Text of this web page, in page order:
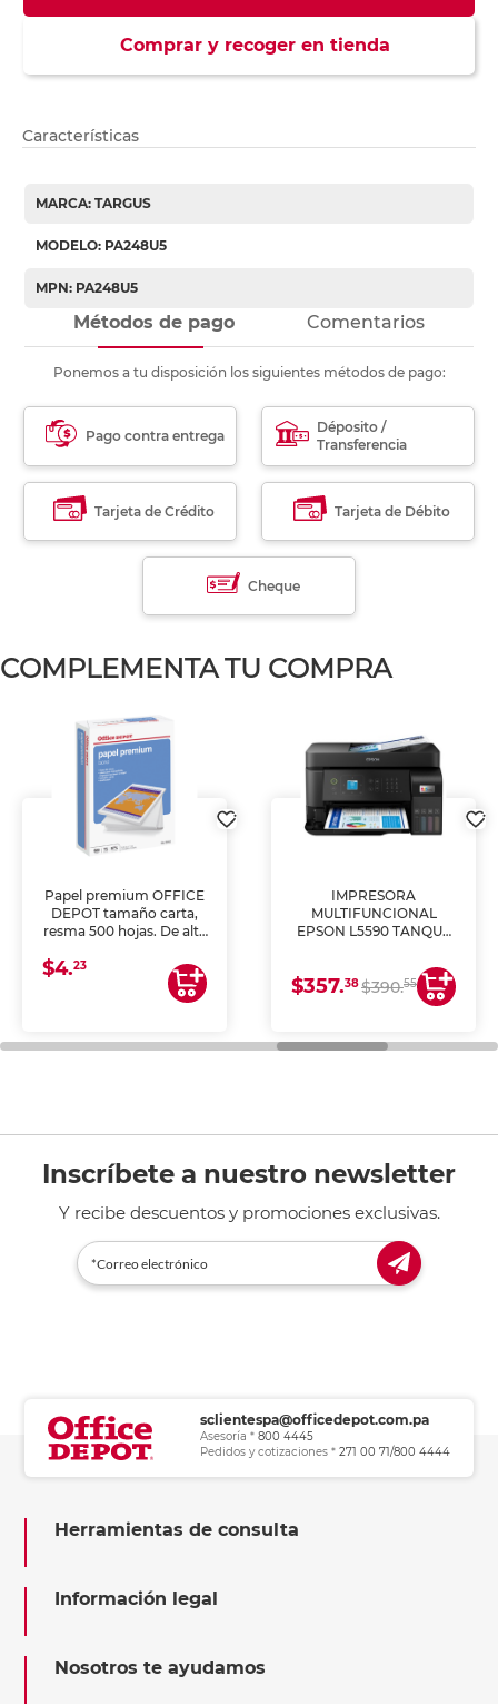
Comprar y recoger en tienda
Características
MARCA: TARGUS
MODELO: PA248U5
MPN: PA248U5
Métodos de pago Comentarios
Ponemos a tu disposición los siguientes métodos de pago:
Pago contra entrega
Déposito /
Transferencia
Tarjeta de Crédito Tarjeta de Débito
Cheque
COMPLEMENTA TU COMPRA
Papel premium OFFICE
DEPOT tamaño carta,
resma 500 hojas. De alta
uniforme, ideal para
impresoras de inyección
de tinta y láser,
general de oficina.
$4.23
IMPRESORA
MULTIFUNCIONAL
EPSON L5590 TANQUE
COPIA Y ESCANEA)
$357.38$390.55
Inscríbete a nuestro newsletter
Y recibe descuentos y promociones exclusivas.
sclientespa@officedepot.com.pa
Asesoría * 800 4445
Pedidos y cotizaciones * 271 00 71/800 4444
Herramientas de consulta
Información legal
Nosotros te ayudamos